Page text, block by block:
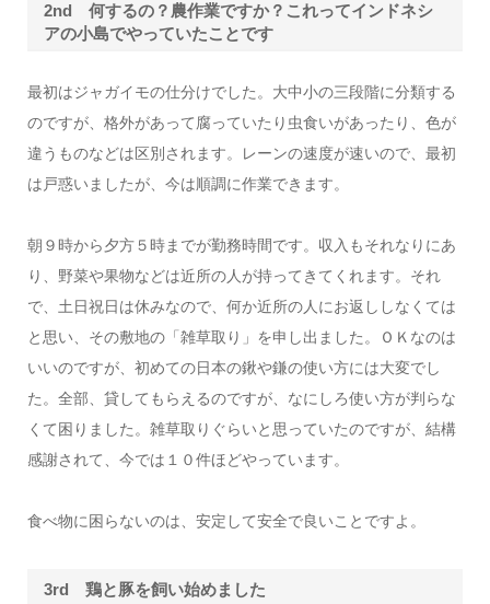
2nd 何するの？農作業ですか？これってインドネシ
アの小島でやっていたことです
最初はジャガイモの仕分けでした。大中小の三段階に分類する
のですが、格外があって腐っていたり虫食いがあったり、色が
違うものなどは区別されます。レーンの速度が速いので、最初
は戸惑いましたが、今は順調に作業できます。
朝９時から夕方５時までが勤務時間です。収入もそれなりにあ
り、野菜や果物などは近所の人が持ってきてくれます。それ
で、土日祝日は休みなので、何か近所の人にお返ししなくては
と思い、その敷地の「雑草取り」を申し出ました。ＯＫなのは
いいのですが、初めての日本の鍬や鎌の使い方には大変でし
た。全部、貸してもらえるのですが、なにしろ使い方が判らな
くて困りました。雑草取りぐらいと思っていたのですが、結構
感謝されて、今では１０件ほどやっています。
食べ物に困らないのは、安定して安全で良いことですよ。
3rd 鶏と豚を飼い始めました